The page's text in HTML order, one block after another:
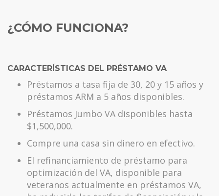
¿CÓMO FUNCIONA?
CARACTERÍSTICAS DEL PRÉSTAMO VA
Préstamos a tasa fija de 30, 20 y 15 años y
préstamos ARM a 5 años disponibles.
Préstamos Jumbo VA disponibles hasta
$1,500,000.
Compre una casa sin dinero en efectivo.
El refinanciamiento de préstamo para
optimización del VA, disponible para
veteranos actualmente en préstamos VA,